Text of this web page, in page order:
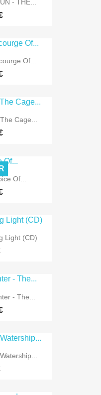
- THE...
Of...
Cage...
Of...
Light (CD)
- The...